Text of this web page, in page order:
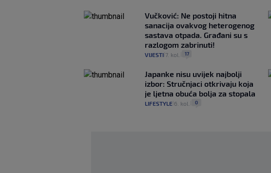
Vučković: Ne postoji hitna
sanacija ovakvog heterogenog
sastava otpada. Građani su s
razlogom zabrinuti!
VIJESTI 7. kol. 17
Japanke nisu uvijek najbolji
izbor: Stručnjaci otkrivaju koja
je ljetna obuća bolja za stopala
LIFESTYLE 6. kol. 0